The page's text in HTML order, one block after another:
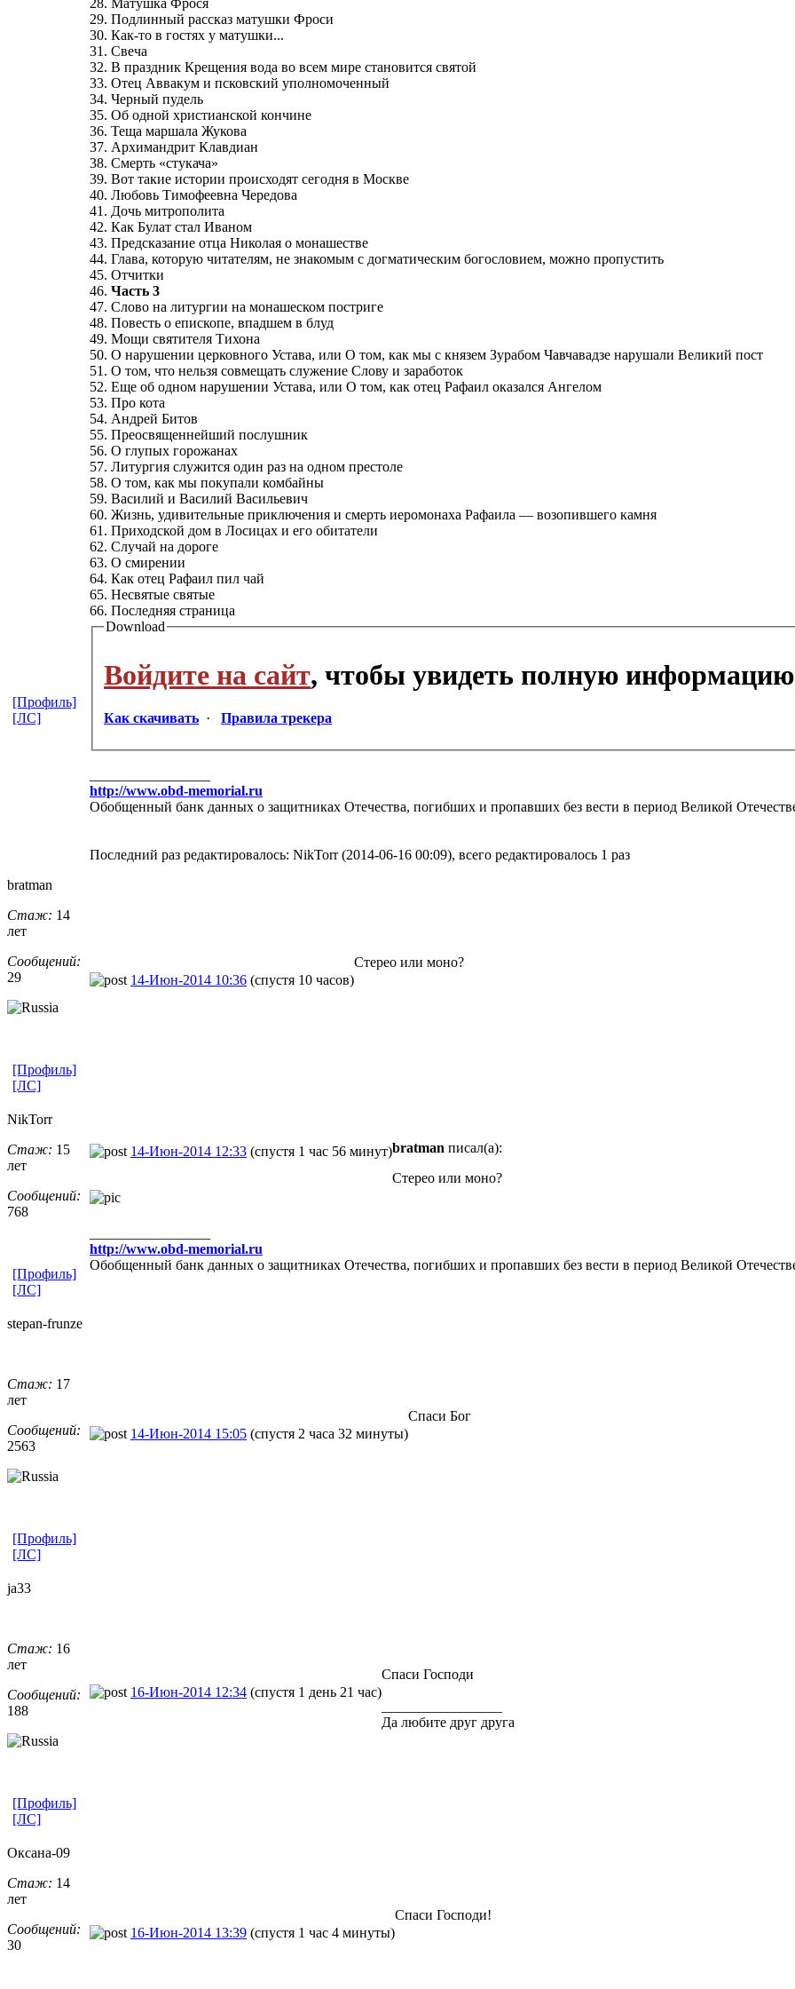
29. Подлинный рассказ матушки Фроси
30. Как-то в гостях у матушки...
31. Свеча
32. В праздник Крещения вода во всем мире становится святой
33. Отец Аввакум и псковский уполномоченный
34. Черный пудель
35. Об одной христианской кончине
36. Теща маршала Жукова
37. Архимандрит Клавдиан
38. Смерть «стукача»
39. Вот такие истории происходят сегодня в Москве
40. Любовь Тимофеевна Чередова
41. Дочь митрополита
42. Как Булат стал Иваном
43. Предсказание отца Николая о монашестве
44. Глава, которую читателям, не знакомым с догматическим богословием, можно пропустить
45. Отчитки
46. Часть 3
47. Слово на литургии на монашеском постриге
48. Повесть о епископе, впадшем в блуд
49. Мощи святителя Тихона
50. О нарушении церковного Устава, или О том, как мы с князем Зурабом Чавчавадзе нарушали Великий пост
51. О том, что нельзя совмещать служение Слову и заработок
52. Еще об одном нарушении Устава, или О том, как отец Рафаил оказался Ангелом
53. Про кота
54. Андрей Битов
55. Преосвященнейший послушник
56. О глупых горожанах
57. Литургия служится один раз на одном престоле
58. О том, как мы покупали комбайны
59. Василий и Василий Васильевич
60. Жизнь, удивительные приключения и смерть иеромонаха Рафаила — возопившего камня
61. Приходской дом в Лосицах и его обитатели
62. Случай на дороге
63. О смирении
64. Как отец Рафаил пил чай
65. Несвятые святые
66. Последняя страница
Download
Войдите на сайт, чтобы увидеть полную
Как скачивать · Правила трекера
http://www.obd-memorial.ru
Обобщенный банк данных о защитниках Отечества, погибших и пропавших без вести в период Великой
Последний раз редактировалось: NikTorr (2014-06-16 00:09), всего редактировалось 1 раз
[Профиль]
[ЛС]
bratman
Стаж: 14
лет
Сообщений:
29
14-Июн-2014 10:36 (спустя 10 часов)
Стерео или моно?
[Профиль]
[ЛС]
NikTorr
Стаж: 15
лет
Сообщений:
768
14-Июн-2014 12:33 (спустя 1 час 56 минут)bratman писал(а):
Стерео или моно?
http://www.obd-memorial.ru
Обобщенный банк данных о защитниках Отечества, погибших и пропавших без вести в период Великой
[Профиль]
[ЛС]
stepan-frunz​e
Стаж: 17
лет
Сообщений:
2563
14-Июн-2014 15:05 (спустя 2 часа 32 минуты)
Спаси Бог
[Профиль]
[ЛС]
ja33
Стаж: 16
лет
Сообщений:
188
16-Июн-2014 12:34 (спустя 1 день 21 час)
Спаси Господи
Да любите друг друга
[Профиль]
[ЛС]
Оксана-09
Стаж: 14
лет
Сообщений:
30
16-Июн-2014 13:39 (спустя 1 час 4 минуты)
Спаси Господи!